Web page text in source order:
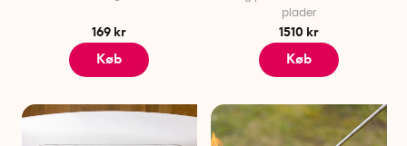
169 kr
Køb
plader
1510 kr
Køb